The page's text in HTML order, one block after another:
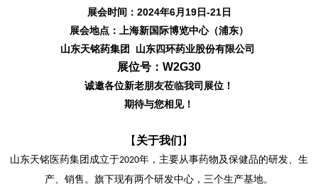
展会时间：2024年6月19日-21日
展会地点：上海新国际博览中心（浦东）
山东天铭药集团 山东四环药业股份有限公司
展位号：W2G30
诚邀各位新老朋友莅临我司展位！
期待与您相见！
【 关于我们 】
山东天铭医药集团成立于2020年，主要从事药物及保健品的研发、生
产、销售。旗下现有两个研发中心，三个生产基地。